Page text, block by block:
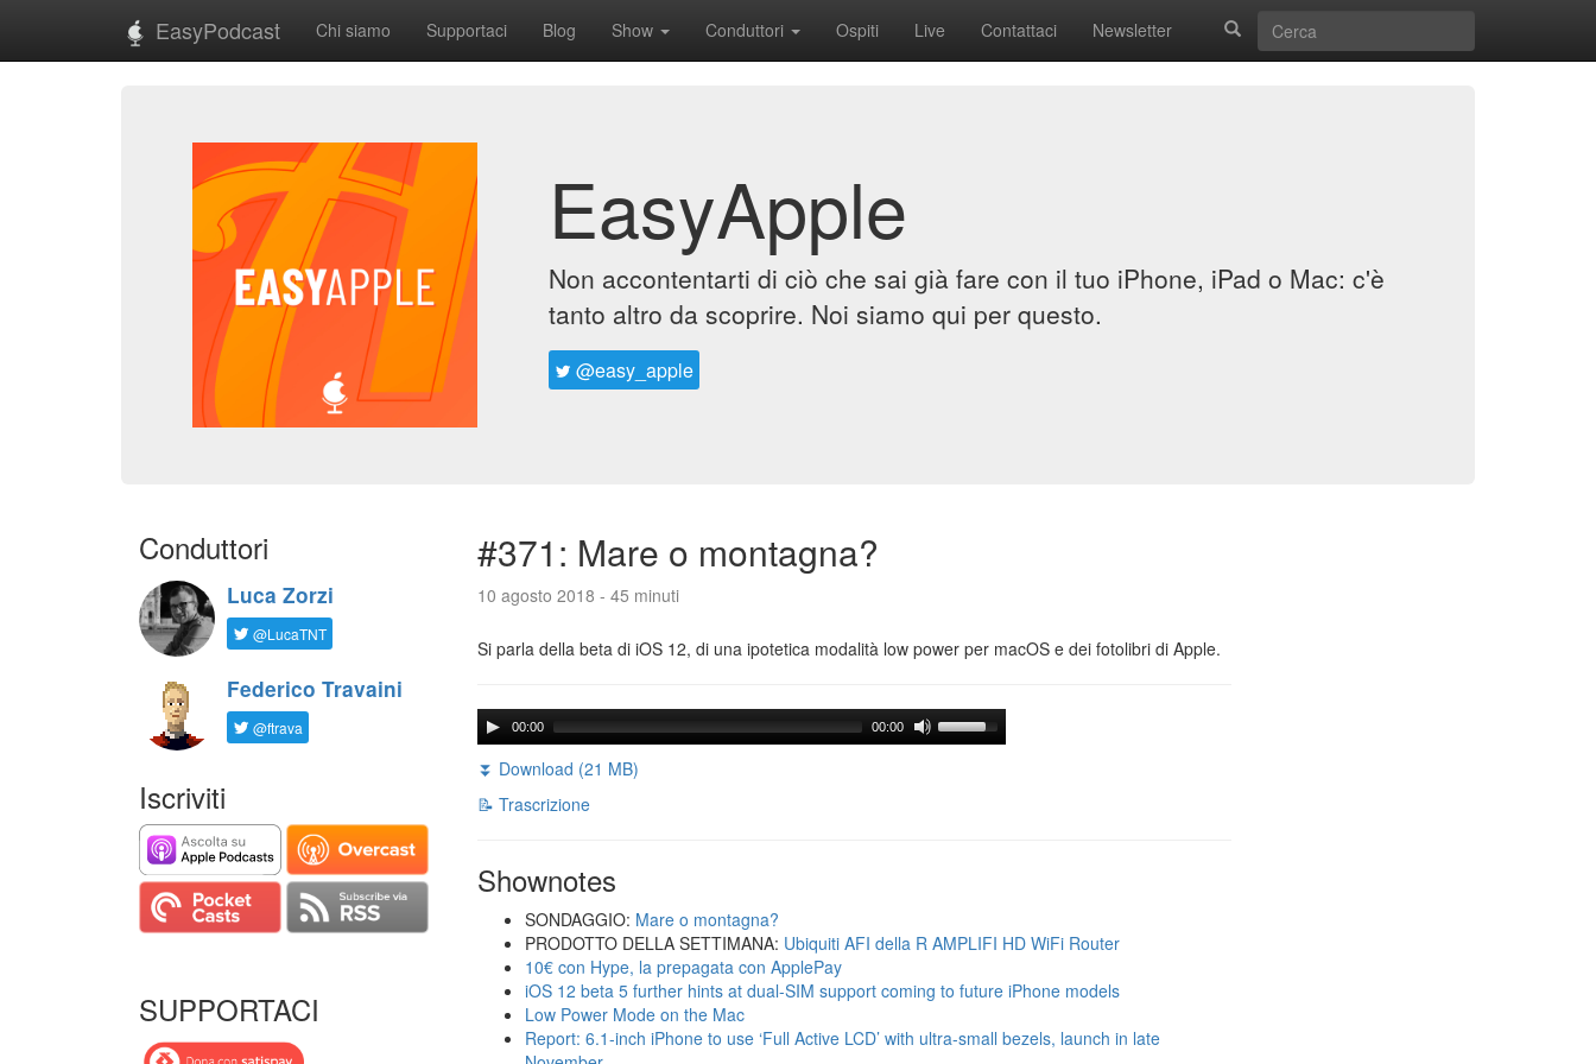
EasyPodcast Chi siamo Supportaci Blog Show Conduttori Ospiti Live Contattaci Newsletter
EasyApple
Non accontentarti di ciò che sai già fare con il tuo iPhone, iPad o Mac: c'è
tanto altro da scoprire. Noi siamo qui per questo.
@easy_apple
Conduttori
Luca Zorzi
@LucaTNT
Federico Travaini
@ftrava
Iscriviti
SUPPORTACI
#371: Mare o montagna?
10 agosto 2018 - 45 minuti
Si parla della beta di iOS 12, di una ipotetica modalità low power per macOS e dei fotolibri di Apple.
00:00 00:00
⏬ Download (21 MB)
📝 Trascrizione
Shownotes
SONDAGGIO: Mare o montagna?
PRODOTTO DELLA SETTIMANA: Ubiquiti AFI della R AMPLIFI HD WiFi Router
10€ con Hype, la prepagata con ApplePay
iOS 12 beta 5 further hints at dual-SIM support coming to future iPhone models
Low Power Mode on the Mac
Report: 6.1-inch iPhone to use ‘Full Active LCD’ with ultra-small bezels, launch in late